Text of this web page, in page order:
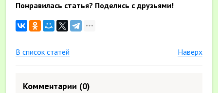
Понравилась статья? Поделись с друзьями!
В список статей Наверх
Комментарии (0)